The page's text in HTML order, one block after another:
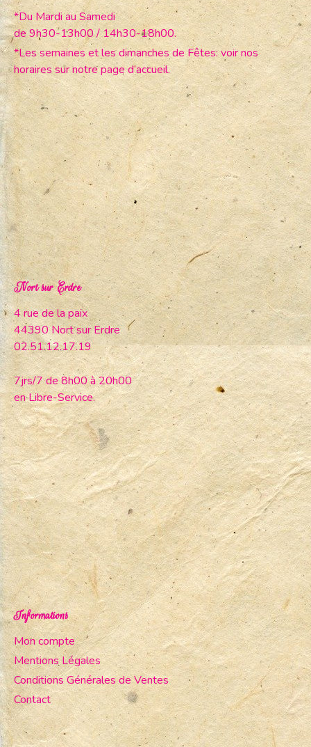
*Du Mardi au Samedi
de 9h30-13h00 / 14h30-18h00.
*Les semaines et les dimanches de Fêtes: voir nos
horaires sur notre page d’accueil.
Nort sur Erdre
4 rue de la paix
44390 Nort sur Erdre
02.51.12.17.19
7jrs/7 de 8h00 à 20h00
en Libre-Service.
Informations
Mon compte
Mentions Légales
Conditions Générales de Ventes
Contact